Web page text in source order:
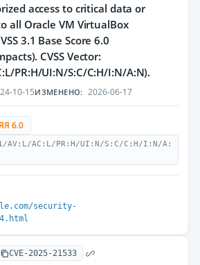
access to critical data or
all Oracle VM VirtualBox
3.1 Base Score 6.0
CVSS Vector:
PR:H/UI:N/S:C/C:H/I:N/A:N).
10-15ИЗМЕНЕНО: 2026-06-17
6.0
AV:L/AC:L/PR:H/UI:N/S:C/C:H/I:N/A:
security-
CVE-2025-21533